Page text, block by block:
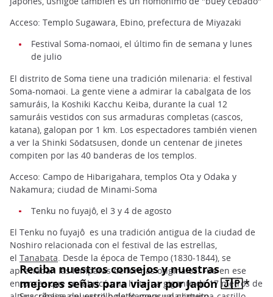
Acceso: Templo Sugawara, Ebino, prefectura de Miyazaki
Festival Soma-nomaoi, el último fin de semana y lunes
de julio
El distrito de Soma tiene una tradición milenaria: el festival
Soma-nomaoi. La gente viene a admirar la cabalgata de los
samuráis, la Koshiki Kacchu Keiba, durante la cual 12
samuráis vestidos con sus armaduras completas (cascos,
katana), galopan por 1 km. Los espectadores también vienen
a ver la Shinki Sōdatsusen, donde un centenar de jinetes
compiten por las 40 banderas de los templos.
Acceso: Campo de Hibarigahara, templos Ota y Odaka y
Nakamura; ciudad de Minami-Soma
Tenku no fuyajô, el 3 y 4 de agosto
El Tenku no fuyajô es una tradición antigua de la ciudad de
Noshiro relacionada con el festival de las estrellas,
el Tanabata. Desde la época de Tempo (1830-1844), se
apreciaban las lámparas de formas originales. Fue en ese
entonces que se fabricó una linterna gigante de 17 metros de